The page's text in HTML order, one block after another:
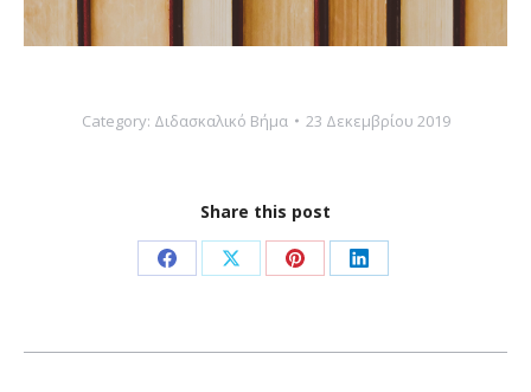
Category: Διδασκαλικό Βήμα 23 Δεκεμβρίου 2019
Share this post
Share
Facebook
Share
X
Share
Pinterest
Share
LinkedIn